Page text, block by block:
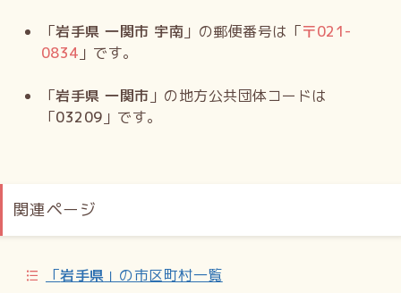
「岩手県 一関市 宇南 」の郵便番号は「〒021-
0834 」です。
「岩手県 一関市 」の地方公共団体コードは
「03209 」です。
関連ページ
「岩手県 」の市区町村一覧